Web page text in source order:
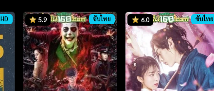
HD 5.9 ซับไทย 6.0 ซับไทย